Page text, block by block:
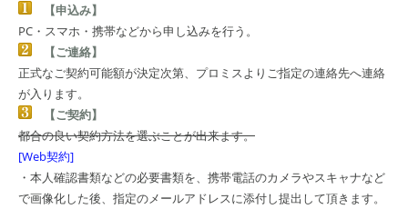
【申込み】
PC・スマホ・携帯などから申し込みを行う。
【ご連絡】
正式なご契約可能額が決定次第、プロミスよりご指定の連絡先へ連絡
が入ります。
【ご契約】
都合の良い契約方法を選ぶことが出来ます。
[Web契約]
・本人確認書類などの必要書類を、携帯電話のカメラやスキャナなど
で画像化した後、指定のメールアドレスに添付し提出して頂きます。